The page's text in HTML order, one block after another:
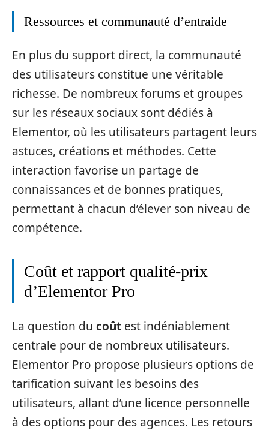
Ressources et communauté d’entraide
En plus du support direct, la communauté
des utilisateurs constitue une véritable
richesse. De nombreux forums et groupes
sur les réseaux sociaux sont dédiés à
Elementor, où les utilisateurs partagent leurs
astuces, créations et méthodes. Cette
interaction favorise un partage de
connaissances et de bonnes pratiques,
permettant à chacun d’élever son niveau de
compétence.
Coût et rapport qualité-prix
d’Elementor Pro
La question du coût est indéniablement
centrale pour de nombreux utilisateurs.
Elementor Pro propose plusieurs options de
tarification suivant les besoins des
utilisateurs, allant d’une licence personnelle
à des options pour des agences. Les retours